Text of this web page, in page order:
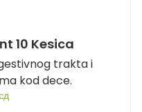
10 Kesica
trakta i
kod dece.